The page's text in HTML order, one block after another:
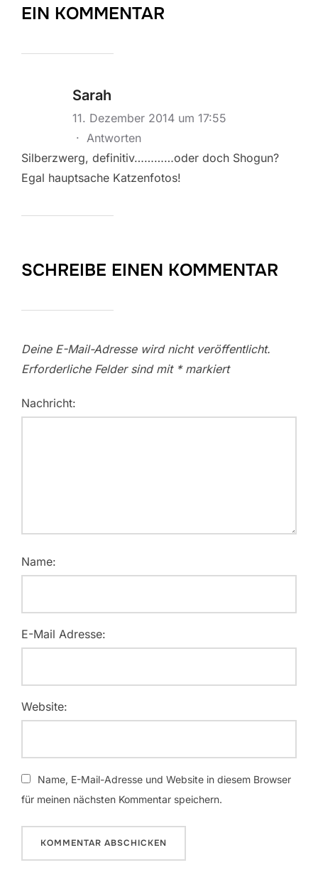
EIN KOMMENTAR
Sarah
11. Dezember 2014 um 17:55
· Antworten
Silberzwerg, definitiv…………oder doch Shogun?
Egal hauptsache Katzenfotos!
SCHREIBE EINEN KOMMENTAR
Deine E-Mail-Adresse wird nicht veröffentlicht.
Erforderliche Felder sind mit *markiert
Nachricht:
Name:
E-Mail Adresse:
Website:
Name, E-Mail-Adresse und Website in diesem Browser
für meinen nächsten Kommentar speichern.